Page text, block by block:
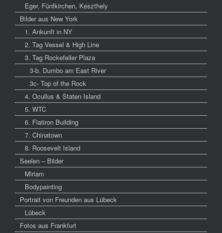
Eger, Fünfkirchen, Keszthely
Bilder aus New York
1. Ankunft in NY
2. Tag Vessel & High Line
3. Tag Rockefeller Plaza
3-b. Dumbo am East River
3c- Top of the Rock
4. Ocullus & Staten Island
5. WTC
6. Flatiron Building
7. Chinatown
8. Roosevelt Island
Seelen – Bilder
Miriam
Bodypainting
Portrait von Freunden aus Lübeck
Lübeck
Fotos aus Frankfurt